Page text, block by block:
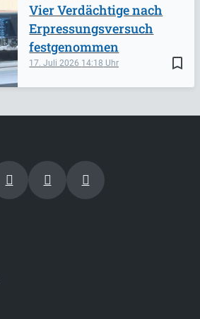
bookmark_border
17. Juli 2026 14:18
Vier Verdächtige nach
Erpressungsversuch
festgenommen